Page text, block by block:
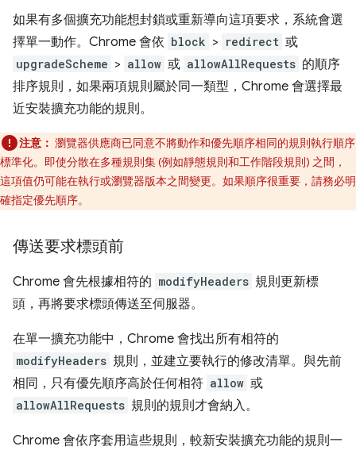
如果有多個擴充功能想封鎖或重新導向這項要求，系統會選
擇單一動作。Chrome 會依 block > redirect 或
upgradeScheme > allow 或 allowAllRequests 的順序
排序規則，如果兩項規則屬於同一類型，Chrome 會選擇最
近安裝擴充功能的規則。
注意： 瀏覽器供應商已同意不將動作和優先順序相同的規則執行順序
標準化。即使分散在多種規則集 (例如靜態規則和工作階段規則) 之間，
這項值仍可能在執行或瀏覽器版本之間變更。如果順序很重要，請務必明
確指定優先順序。
傳送要求標頭前
Chrome 會先根據相符的 modifyHeaders 規則更新標
頭，再將要求標頭傳送至伺服器。
在單一擴充功能中，Chrome 會找出所有相符的
modifyHeaders 規則，並建立要執行的修改清單。與先前
相同，只有優先順序高於任何相符 allow 或
allowAllRequests 規則的規則才會納入。
Chrome 會依序套用這些規則，較新安裝擴充功能的規則一